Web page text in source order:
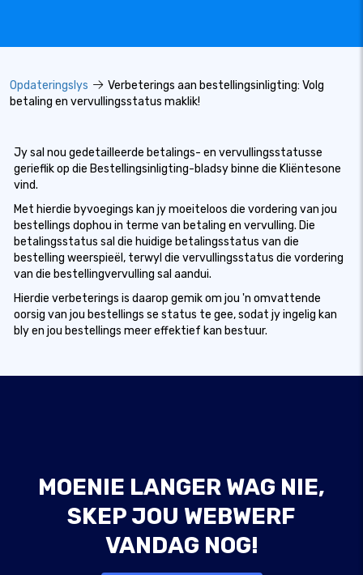
Opdateringslys
Verbeterings aan bestellingsinligting: Volg
betaling en vervullingsstatus maklik!
Jy sal nou gedetailleerde betalings- en vervullingsstatusse
gerieflik op die Bestellingsinligting-bladsy binne die Kliëntesone
vind.
Met hierdie byvoegings kan jy moeiteloos die vordering van jou
bestellings dophou in terme van betaling en vervulling. Die
betalingsstatus sal die huidige betalingsstatus van die
bestelling weerspieël, terwyl die vervullingsstatus die vordering
van die bestellingvervulling sal aandui.
Hierdie verbeterings is daarop gemik om jou 'n omvattende
oorsig van jou bestellings se status te gee, sodat jy ingelig kan
bly en jou bestellings meer effektief kan bestuur.
MOENIE LANGER WAG NIE,
SKEP JOU WEBWERF
VANDAG NOG!